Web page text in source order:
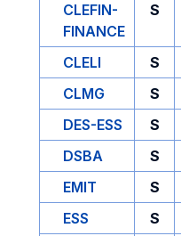
CLEFIN-
FINANCE
S
CLELI S
CLMG
S
DES-ESS
S
DSBA
S
EMIT
S
ESS
S